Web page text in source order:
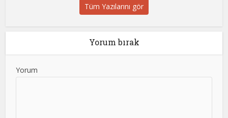
Tüm Yazılarını gör
Yorum bırak
Yorum